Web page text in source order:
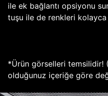
ile ek bağlantı opsiyonu
tuşu ile de renkleri
*Ürün görselleri temsilidir!
olduğunuz içeriğe göre